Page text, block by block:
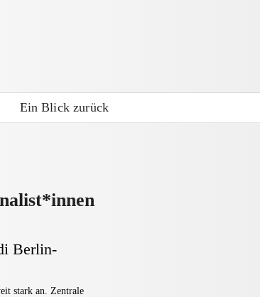
Ein Blick zurück
Berlin-
stark an. Zentrale